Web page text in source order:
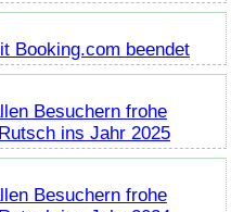
Booking.com beendet
Besuchern frohe
ins Jahr 2025
Besuchern frohe